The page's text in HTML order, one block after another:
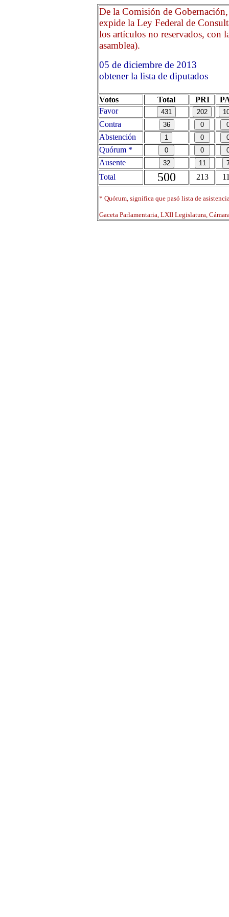
De la Comisión de
expide la Ley Federal de
los artículos no reservados, con
asamblea).
05 de diciembre de
obtener la lista de diputados
Votos Total PRI
Favor
Contra
Abstención
Quórum *
Ausente
Total
500 213
* Quórum, significa que pasó lista de
Gaceta Parlamentaria, LXII Legislatura,